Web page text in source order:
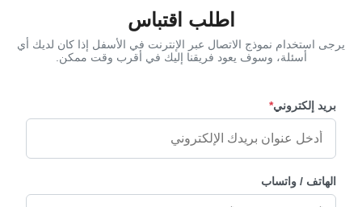
اطلب اقتباس
يرجى استخدام نموذج الاتصال عبر الإنترنت في الأسفل إذا كان لديك أي
أسئلة، وسوف يعود فريقنا إليك في أقرب وقت ممكن.
بريد إلكتروني*
الهاتف / واتساب